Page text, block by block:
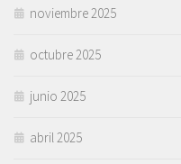
noviembre 2025
octubre 2025
junio 2025
abril 2025